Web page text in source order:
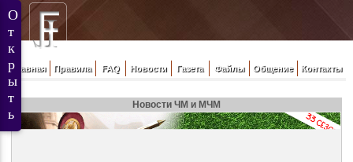
Главная Правила FAQ Новости Газета Файлы Общение Контакты
Новости ЧМ и МЧМ